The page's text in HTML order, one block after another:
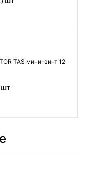
TAS мини-винт 12